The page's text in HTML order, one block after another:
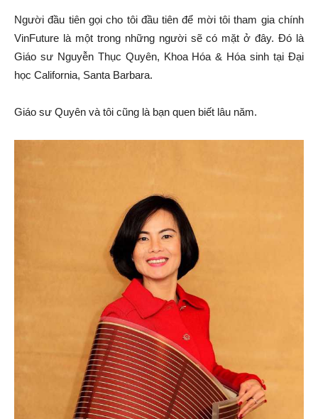
Người đầu tiên gọi cho tôi đầu tiên để mời tôi tham gia chính
VinFuture là một trong những người sẽ có mặt ở đây. Đó là
Giáo sư Nguyễn Thục Quyên, Khoa Hóa & Hóa sinh tại Đại
học California, Santa Barbara.
Giáo sư Quyên và tôi cũng là bạn quen biết lâu năm.